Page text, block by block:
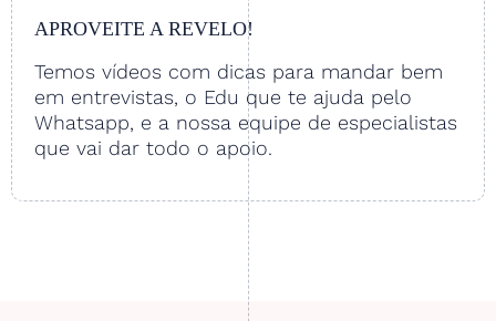
APROVEITE A REVELO!
Temos vídeos com dicas para mandar bem
em entrevistas, o Edu que te ajuda pelo
Whatsapp, e a nossa equipe de especialistas
que vai dar todo o apoio.